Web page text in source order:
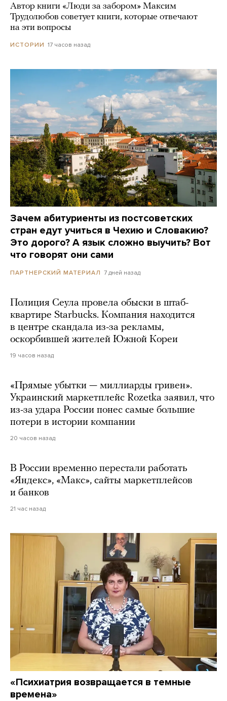
Автор книги «Люди за забором» Максим
Трудолюбов советует книги, которые отвечают
на эти вопросы
ИСТОРИИ 17 часов назад
Зачем абитуриенты из постсоветских
стран едут учиться в Чехию и Словакию?
Это дорого? А язык сложно выучить? Вот
что говорят они сами
ПАРТНЕРСКИЙ МАТЕРИАЛ 7 дней назад
Полиция Сеула провела обыски в штаб-
квартире Starbucks. Компания находится
в центре скандала из-за рекламы,
оскорбившей жителей Южной Кореи
19 часов назад
«Прямые убытки — миллиарды гривен».
Украинский маркетплейс Rozetka заявил, что
из-за удара России понес самые большие
потери в истории компании
20 часов назад
В России временно перестали работать
«Яндекс», «Макс», сайты маркетплейсов
и банков
21 час назад
«Психиатрия возвращается в темные
времена»